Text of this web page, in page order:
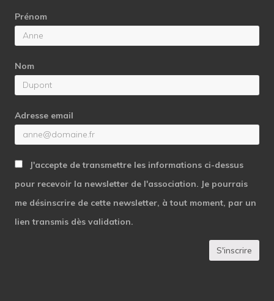
Prénom
Nom
Adresse email
J'accepte de transmettre les informations ci-dessus
pour recevoir la newsletter de l'association. Je pourrais
me désinscrire de cette newsletter, à tout moment, par un
lien transmis dès validation.